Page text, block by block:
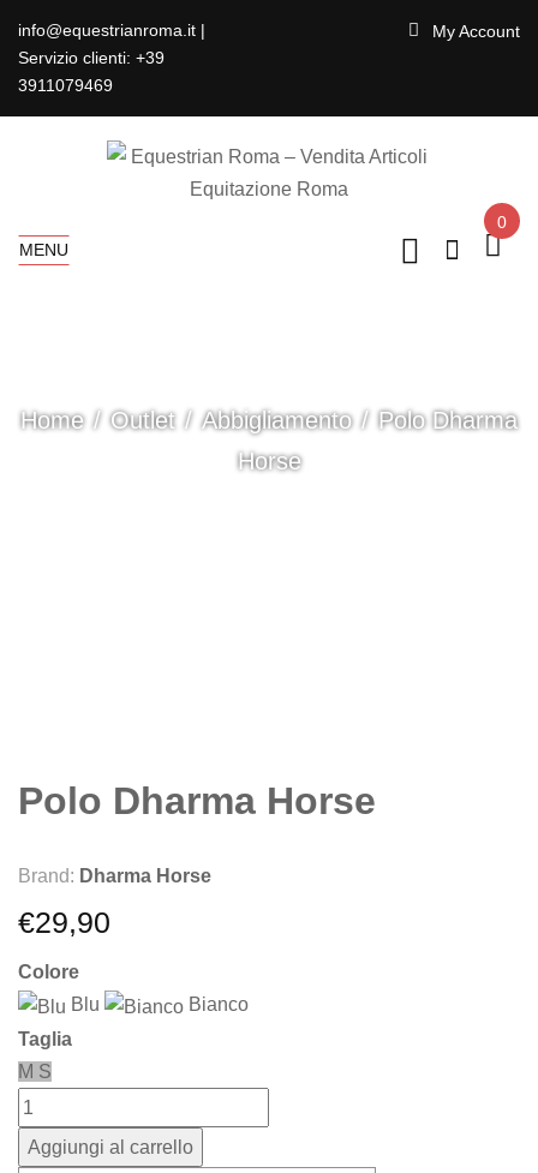
info@equestrianroma.it |
Servizio clienti: +39
3911079469
My Account
MENU
0
Home Outlet Abbigliamento
Polo Dharma
Horse
Polo Dharma Horse
Brand: Dharma Horse
€29,90
Colore
Blu
Bianco
Taglia
M S
Aggiungi al carrello